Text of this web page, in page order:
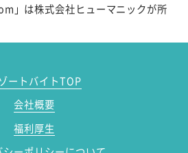
」は株式会社ヒューマニックが所
ートバイトTOP
会社概要
福利厚生